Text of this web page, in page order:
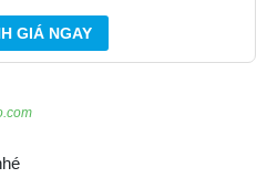
GIÁ NGAY